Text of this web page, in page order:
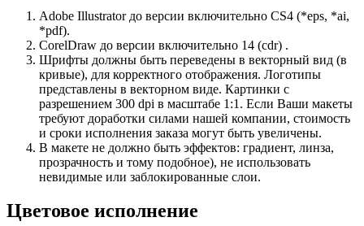
Adobe Illustrator до версии включительно CS4 (*eps, *ai,
*pdf).
CorelDraw до версии включительно 14 (cdr) .
Шрифты должны быть переведены в векторный вид (в
кривые), для корректного отображения. Логотипы
представлены в векторном виде. Картинки с
разрешением 300 dpi в масштабе 1:1. Если Ваши макеты
требуют доработки силами нашей компании, стоимость
и сроки исполнения заказа могут быть увеличены.
В макете не должно быть эффектов: градиент, линза,
прозрачность и тому подобное), не использовать
невидимые или заблокированные слои.
Цветовое исполнение